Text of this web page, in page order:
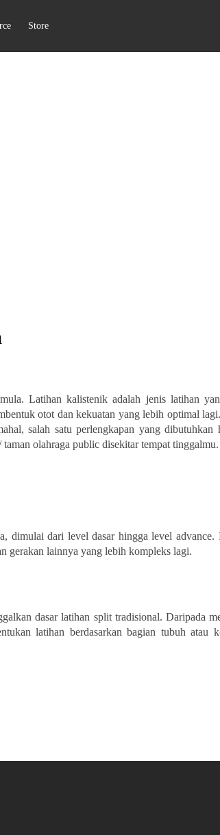
Store
Latihan kalistenik adalah jenis latihan
otot dan kekuatan yang lebih optimal
salah satu perlengkapan yang dibutuhkan
olahraga public disekitar tempat tinggalmu.
dimulai dari level dasar hingga level advance.
gerakan lainnya yang lebih kompleks lagi.
dasar latihan split tradisional. Daripada
latihan berdasarkan bagian tubuh atau